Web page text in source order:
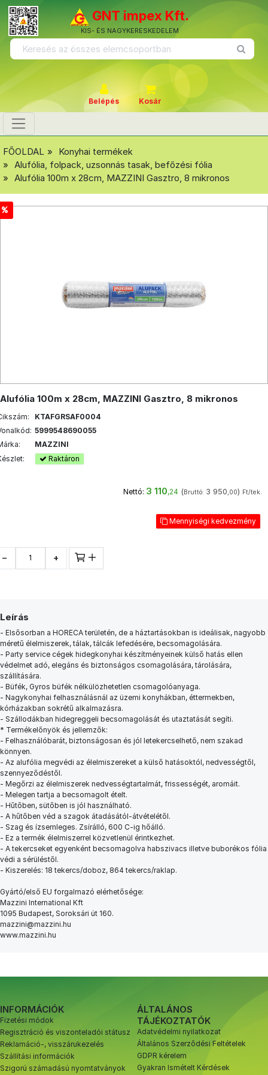
GNT impex Kft.
KIS- ÉS NAGYKERESKEDELEM
Belépés Kosár
FŐOLDAL
Konyhai termékek
Alufólia, folpack, uzsonnás tasak, befőzési fólia
Alufólia 100m x 28cm, MAZZINI Gasztro, 8 mikronos
Alufólia 100m x 28cm, MAZZINI Gasztro, 8 mikronos
KTAFGRSAF0004
5999548690055
MAZZINI
Raktáron
Nettó: 3 110,24 (Bruttó: 3 950,00) Ft/tek.
Mennyiségi kedvezmény
− +
Leírás
- Elsősorban a HORECA területén, de a háztartásokban is ideálisak, nagyobb
méretű élelmiszerek, tálak, tálcák lefedésére, becsomagolására.
- Party service cégek hidegkonyhai készítményeinek külső hatás ellen
védelmet adó, elegáns és biztonságos csomagolására, tárolására,
szállítására.
- Büfék, Gyros büfék nélkülözhetetlen csomagolóanyaga.
- Nagykonyhai felhasználásnál az üzemi konyhákban, éttermekben,
kórházakban sokrétű alkalmazásra.
- Szállodákban hidegreggeli becsomagolását és utaztatását segíti.
* Termékelőnyök és jellemzők:
- Felhasználóbarát, biztonságosan és jól letekercselhető, nem szakad
könnyen.
- Az alufólia megvédi az élelmiszereket a külső hatásoktól, nedvességtől,
szennyeződéstől.
- Megőrzi az élelmiszerek nedvességtartalmát, frissességét, aromáit.
- Melegen tartja a becsomagolt ételt.
- Hűtőben, sütőben is jól használható.
- A hűtőben véd a szagok átadásától-átvételétől.
- Szag és ízsemleges. Zsírálló, 600 C-ig hőálló.
- Ez a termék élelmiszerrel közvetlenül érintkezhet.
- A tekercseket egyenként becsomagolva habszivacs illetve buborékos fólia
védi a sérüléstől.
- Kiszerelés: 18 tekercs/doboz, 864 tekercs/raklap.
Gyártó/első EU forgalmazó elérhetősége:
Mazzini International Kft
1095 Budapest, Soroksári út 160.
mazzini@mazzini.hu
www.mazzini.hu
INFORMÁCIÓK
Fizetési módok
Regisztráció és viszonteladói státusz
Reklamáció-, visszárukezelés
Szállítási információk
Szigorú számadású nyomtatványok
ÁLTALÁNOS
TÁJÉKOZTATÓK
Adatvédelmi nyilatkozat
Általános Szerződési Feltételek
GDPR kérelem
Gyakran Ismételt Kérdések